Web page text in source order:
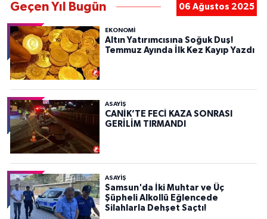
Geçen Yıl Bugün 06 Ağustos 2025
EKONOMİ
Altın Yatırımcısına Soğuk Duş!
Temmuz Ayında İlk Kez Kayıp Yazdı
ASAYIŞ
CANİK’TE FECİ KAZA SONRASI
GERİLİM TIRMANDI
ASAYIŞ
Samsun'da İki Muhtar ve Üç
Şüpheli Alkollü Eğlencede
Silahlarla Dehşet Saçtı!